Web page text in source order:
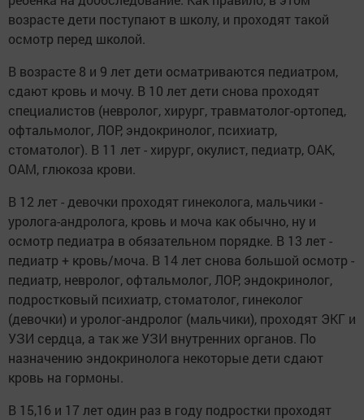
возрасте дети поступают в школу, и проходят такой
осмотр перед школой.
В возрасте 8 и 9 лет дети осматриваются педиатром,
сдают кровь и мочу. В 10 лет дети снова проходят
специалистов (невролог, хирург, травматолог-ортопед,
офтальмолог, ЛОР, эндокринолог, психиатр,
стоматолог). В 11 лет - хирург, окулист, педиатр, ОАК,
ОАМ, глюкоза крови.
В 12 лет - девочки проходят гинеколога, мальчики -
уролога-андролога, кровь и моча как обычно, ну и
осмотр педиатра в обязательном порядке. В 13 лет -
педиатр + кровь/моча. В 14 лет снова большой осмотр -
педиатр, невролог, офтальмолог, ЛОР, эндокринолог,
подростковый психиатр, стоматолог, гинеколог
(девочки) и уролог-андролог (мальчики), проходят ЭКГ и
УЗИ сердца, а так же УЗИ внутренних органов. По
назначению эндокринолога некоторые дети сдают
кровь на гормоны.
В 15,16 и 17 лет один раз в году подростки проходят